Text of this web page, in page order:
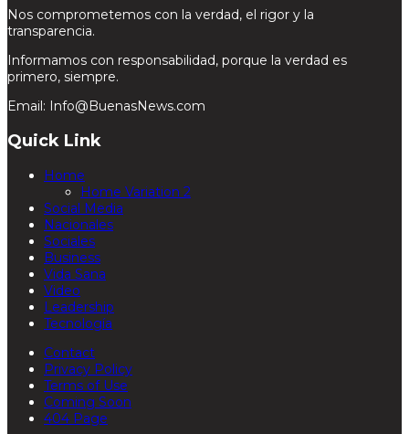
Nos comprometemos con la verdad, el rigor y la
transparencia.
Informamos con responsabilidad, porque la verdad es
primero, siempre.
Email: Info@BuenasNews.com
Quick Link
Home
Home Variation 2
Social Media
Nacionales
Sociales
Business
Vida Sana
Video
Leadership
Tecnología
Contact
Privacy Policy
Terms of Use
Coming Soon
404 Page